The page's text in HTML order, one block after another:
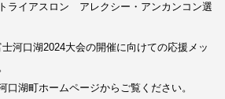
ライアスロン アレクシー・アンカンコン選
河口湖2024大会の開催に向けての応援メッ
口湖町ホームページからご覧ください。